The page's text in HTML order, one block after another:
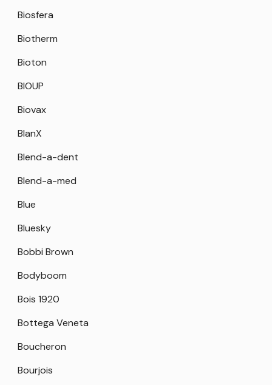
Biosfera
Biotherm
Bioton
BIOUP
Biovax
BlanX
Blend-a-dent
Blend-a-med
Blue
Bluesky
Bobbi Brown
Bodyboom
Bois 1920
Bottega Veneta
Boucheron
Bourjois